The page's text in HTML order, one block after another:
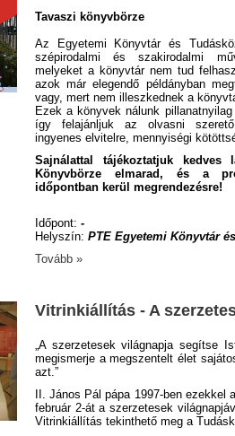
Tavaszi könyvbörze
Az Egyetemi Könyvtár és
szépirodalmi és szakirodalmi
melyeket a könyvtár nem tud
azok már elegendő példányban
vagy, mert nem illeszkednek a
Ezek a könyvek nálunk
így felajánljuk az olvasni szerető
ingyenes elvitelre, mennyiségi
Sajnálattal tájékoztatjuk kedves
Könyvbörze elmarad, és a
időpontban kerül megrendezésre!
Időpont: -
Helyszín: PTE Egyetemi Könyvtár
Tovább »
Vitrinkiállítás - A
„A szerzetesek világnapja segítse
megismerje a megszentelt élet
azt.”
II. János Pál pápa 1997-ben
február 2-át a szerzetesek
Vitrinkiállítás tekinthető meg a